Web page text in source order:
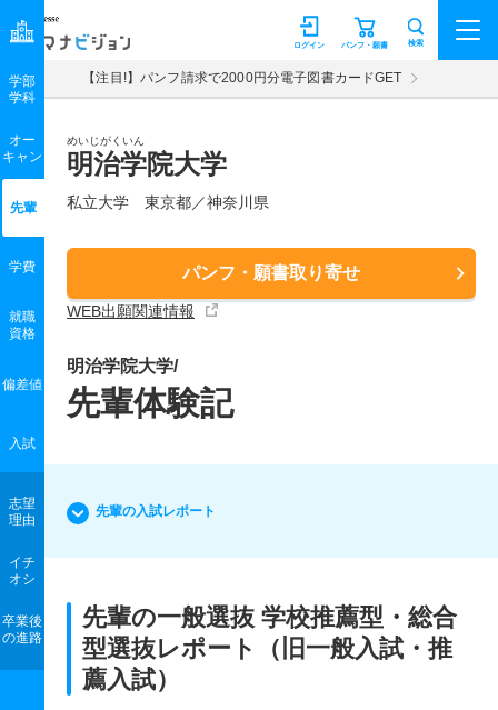
マナビジョン パンフ・願書
ログイン 検索
【注目!】パンフ請求で2000円分電子図書カードGET
めいじがくいん
明治学院大学
私立大学 東京都／神奈川県
パンフ・願書取り寄せ
WEB出願関連情報
学部
学科
オー
キャン
先輩
学費
就職
資格
偏差値
入試
志望
理由
イチ
オシ
卒業後
の進路
明治学院大学/
先輩体験記
先輩の入試レポート
先輩の一般選抜 学校推薦型・総合
型選抜レポート（旧一般入試・推
薦入試）